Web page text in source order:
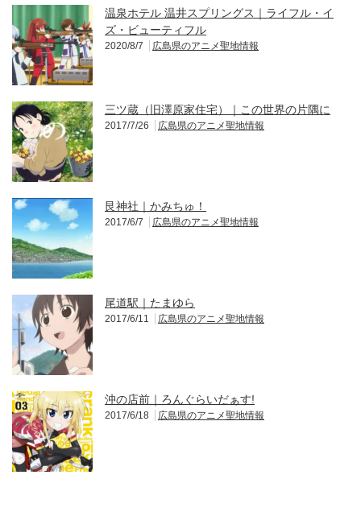
温泉ホテル 温井スプリングス｜ライフル・イ
ズ・ビューティフル
2020/8/7 広島県のアニメ聖地情報
三ツ蔵（旧澤原家住宅）｜この世界の片隅に
2017/7/26 広島県のアニメ聖地情報
艮神社｜かみちゅ！
2017/6/7 広島県のアニメ聖地情報
尾道駅｜たまゆら
2017/6/11 広島県のアニメ聖地情報
沖の店前｜ろんぐらいだぁす!
2017/6/18 広島県のアニメ聖地情報